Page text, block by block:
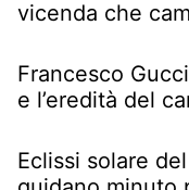
vicenda che
Francesco
e l’eredità del
Eclissi solare